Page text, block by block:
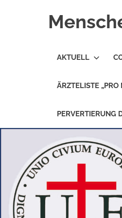
alle
Geborene
AKTUELL
ÄRZTELISTE
PERVERTIERUNG